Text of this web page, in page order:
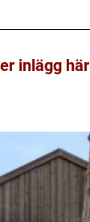
inlägg här